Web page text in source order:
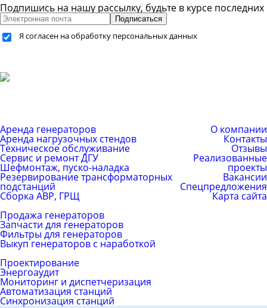
Подпишись на нашу рассылку, будьте в курсе
Подписаться
Я согласен на обработку персональных данных
Аренда генераторов
Аренда нагрузочных стендов
Техническое обслуживание
Сервис и ремонт ДГУ
Шефмонтаж, пуско-наладка
Резервирование трансформаторных
подстанций
Сборка АВР, ГРЩ
О компании
Контакты
Отзывы
Реализованные
проекты
Вакансии
Спецпредложения
Карта сайта
Каталог товаров
Продажа генераторов
Запчасти для генераторов
Фильтры для генераторов
Выкуп генераторов с наработкой
ЕРС (контракт)
Проектирование
Энергоаудит
Мониторинг и диспетчеризация
Автоматизация станций
Синхронизация станций